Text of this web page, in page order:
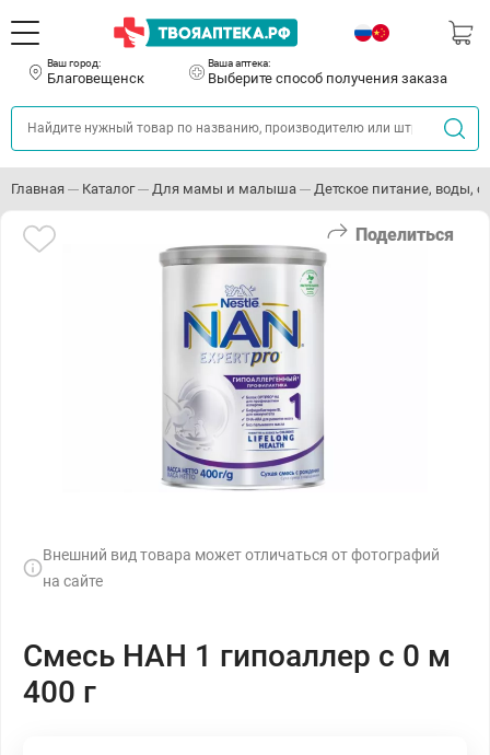
Ваш город:
Благовещенск
Ваша аптека:
Выберите способ получения заказа
Главная Каталог Для мамы и малыша Детское питание, воды,
Поделиться
Внешний вид товара может отличаться от фотографий
на сайте
Смесь НАН 1 гипоаллер с 0 м
400 г